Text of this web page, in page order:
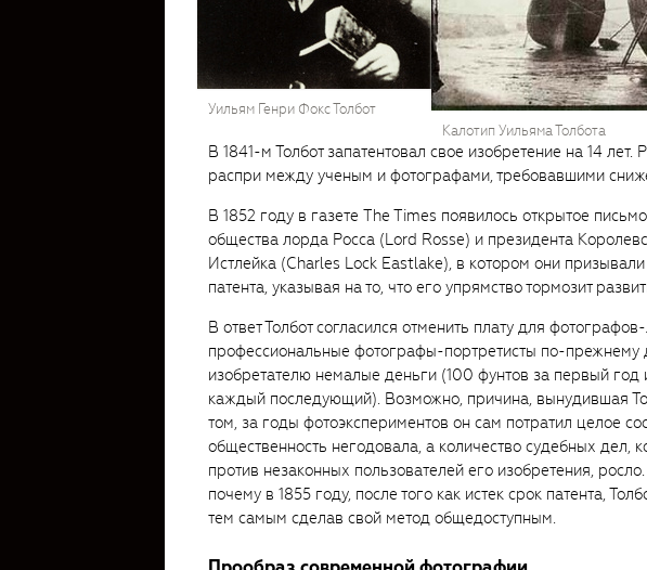
Уильям Генри Фокс Толбот
Калотип Уильяма Толбота
В 1841-м Толбот запатентовал свое изобретение на 14 лет.
распри между ученым и фотографами, требовавшими
В 1852 году в газете The Times появилось открытое
общества лорда Росса (Lord Rosse) и президента
Истлейка (Charles Lock Eastlake), в котором они призывали
патента, указывая на то, что его упрямство тормозит
В ответ Толбот согласился отменить плату для
профессиональные фотографы-портретисты по-прежнему
изобретателю немалые деньги (100 фунтов за первый год
каждый последующий). Возможно, причина, вынудившая
том, за годы фотоэкспериментов он сам потратил целое
общественность негодовала, а количество судебных дел,
против незаконных пользователей его изобретения,
почему в 1855 году, после того как истек срок патента,
тем самым сделав свой метод общедоступным.